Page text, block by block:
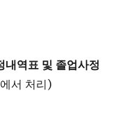
내역표 및 졸업사정
서 처리)